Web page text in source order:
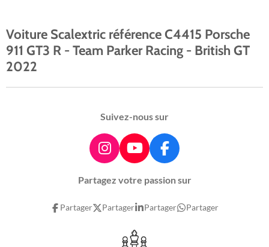
g
e
r
a
g
e
r
a
g
e
r
g
e
r
Voiture Scalextric référence C4415 Porsche
911 GT3 R - Team Parker Racing - British GT
2022
Suivez-nous sur
I
s
a
Y
u
u
b
e
F
c
b
Partagez votre passion sur
Partager Partager Partager Partager